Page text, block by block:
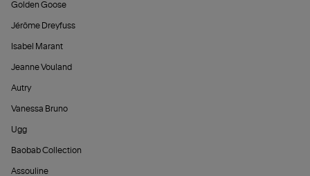
Golden Goose
Jérôme Dreyfuss
Isabel Marant
Jeanne Vouland
Autry
Vanessa Bruno
Ugg
Baobab Collection
Assouline